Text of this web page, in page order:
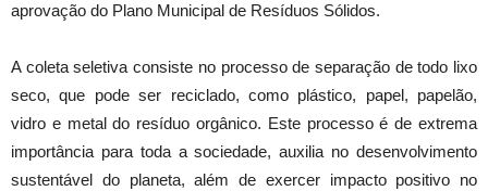
aprovação do Plano Municipal de Resíduos Sólidos.
A coleta seletiva consiste no processo de separação de todo lixo
seco, que pode ser reciclado, como plástico, papel, papelão,
vidro e metal do resíduo orgânico. Este processo é de extrema
importância para toda a sociedade, auxilia no desenvolvimento
sustentável do planeta, além de exercer impacto positivo no